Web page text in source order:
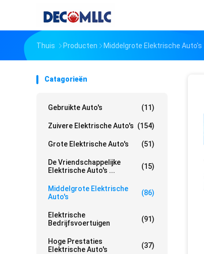
Thuis Producten Middelgrote Elektrische Auto's
Catagorieën
Gebruikte Auto's (11)
Zuivere Elektrische Auto's (154)
Grote Elektrische Auto's (51)
De Vriendschappelijke
Elektrische Auto's ...
(15)
Middelgrote Elektrische
Auto's
(86)
Elektrische
Bedrijfsvoertuigen
(91)
Hoge Prestaties
Elektrische Auto's
(37)